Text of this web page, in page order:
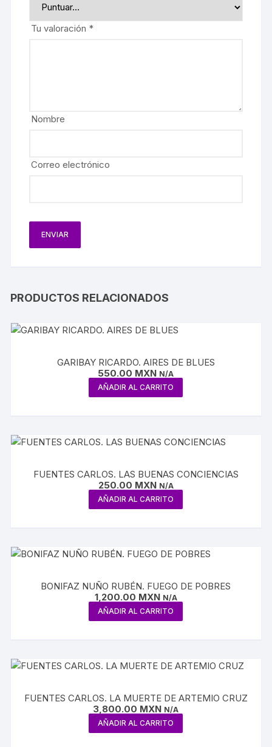
Tu valoración *
Nombre
Correo electrónico
PRODUCTOS RELACIONADOS
GARIBAY RICARDO. AIRES DE BLUES
550.00 MXN N/A
AÑADIR AL CARRITO
FUENTES CARLOS. LAS BUENAS CONCIENCIAS
250.00 MXN N/A
AÑADIR AL CARRITO
BONIFAZ NUÑO RUBÉN. FUEGO DE POBRES
1,200.00 MXN N/A
AÑADIR AL CARRITO
FUENTES CARLOS. LA MUERTE DE ARTEMIO CRUZ
3,800.00 MXN N/A
AÑADIR AL CARRITO